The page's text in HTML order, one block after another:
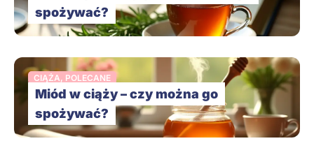
spożywać?
CIĄŻA, POLECANE
Miód w ciąży – czy można go
spożywać?